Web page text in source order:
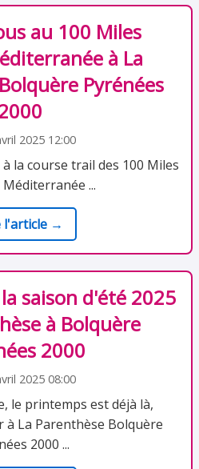
au 100 Miles
à La
Pyrénées
2025 12:00
à la course trail des 100 Miles
...
l'article →
saison d'été 2025
à Bolquère
2000
2025 08:00
le printemps est déjà là,
La Parenthèse Bolquère
2000 ...